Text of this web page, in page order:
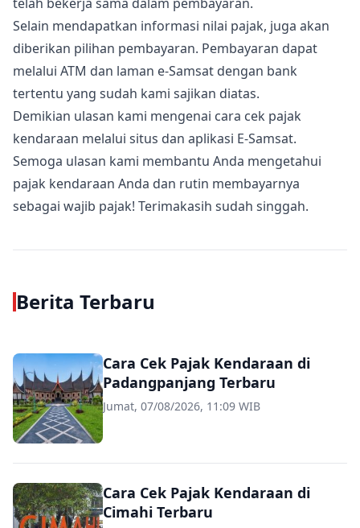
Selain mendapatkan informasi nilai pajak, juga akan
diberikan pilihan pembayaran. Pembayaran dapat
melalui ATM dan laman e-Samsat dengan bank
tertentu yang sudah kami sajikan diatas.
Demikian ulasan kami mengenai cara cek pajak
kendaraan melalui situs dan aplikasi E-Samsat.
Semoga ulasan kami membantu Anda mengetahui
pajak kendaraan Anda dan rutin membayarnya
sebagai wajib pajak! Terimakasih sudah singgah.
Berita Terbaru
Cara Cek Pajak Kendaraan di
Padangpanjang Terbaru
Jumat, 07/08/2026, 11:09 WIB
Cara Cek Pajak Kendaraan di
Cimahi Terbaru